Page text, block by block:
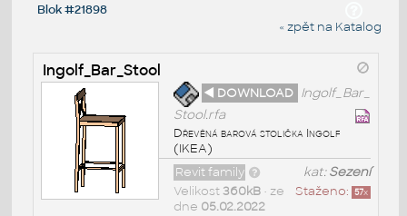
Blok #21898
« zpět na Katalog
Ingolf_Bar_Stool
◄ DOWNLOAD Ingolf_Bar_
Stool.rfa
Dřevěná barová stolička Ingolf
(IKEA)
kat:Sezení
Revit family
Staženo: 57x
Velikost360kB• ze
dne 05.02.2022